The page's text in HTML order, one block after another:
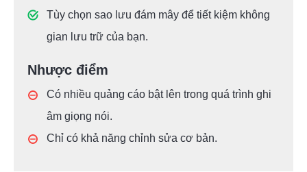
Tùy chọn sao lưu đám mây để tiết kiệm không
gian lưu trữ của bạn.
Nhược điểm
Có nhiều quảng cáo bật lên trong quá trình ghi
âm giọng nói.
Chỉ có khả năng chỉnh sửa cơ bản.